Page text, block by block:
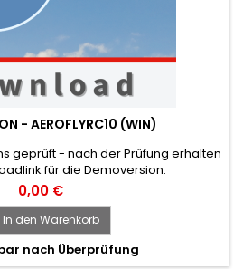
- AEROFLYRC10 (WIN)
geprüft - nach der Prüfung erhalten
für die Demoversion.
0,00 €
In den Warenkorb
nach Überprüfung